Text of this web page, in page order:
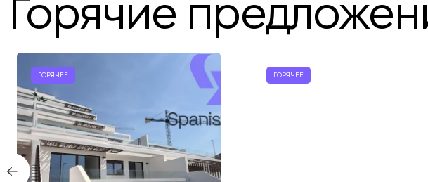
Горячие
ГОРЯЧЕЕ ГОРЯЧЕЕ
Мы получили Ваш
запрос и ответим
Подписка на